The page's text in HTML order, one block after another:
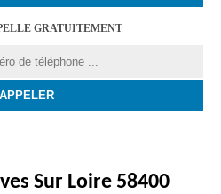
GRATUITEMENT
Sur Loire 58400